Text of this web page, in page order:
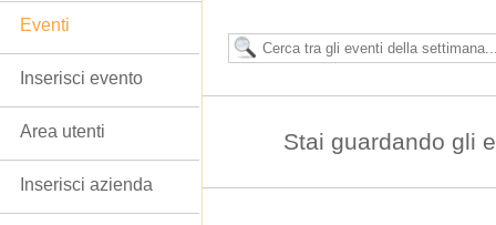
Stai guardando gli
Eventi
Inserisci evento
Area utenti
Inserisci azienda